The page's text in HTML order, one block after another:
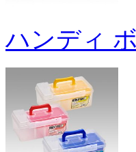
ハンディ